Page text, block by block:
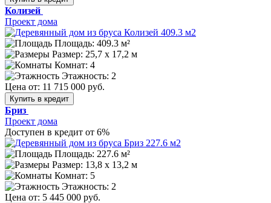
Колизей
Проект дома
Площадь: 409.3 м²
Размер: 25,7 х 17,2 м
Комнат: 4
Этажность: 2
Цена от: 11 715 000 руб.
Купить в кредит
Бриз
Проект дома
Доступен в кредит от 6%
Площадь: 227.6 м²
Размер: 13,8 х 13,2 м
Комнат: 5
Этажность: 2
Цена от: 5 445 000 руб.